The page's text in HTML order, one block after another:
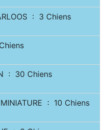
: 3 Chiens
: 30 Chiens
MINIATURE : 10 Chiens